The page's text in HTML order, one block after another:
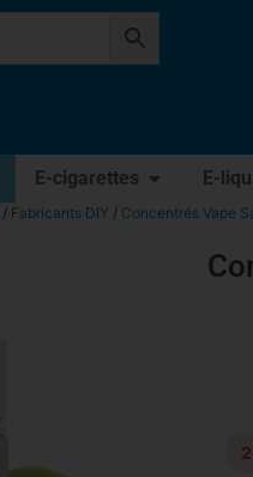
E-cigarettes E-
/ Fabricants DIY / Concentrés Vape
2